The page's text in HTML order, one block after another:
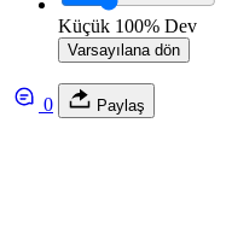
Küçük 100% Dev
Varsayılana dön
0 Paylaş